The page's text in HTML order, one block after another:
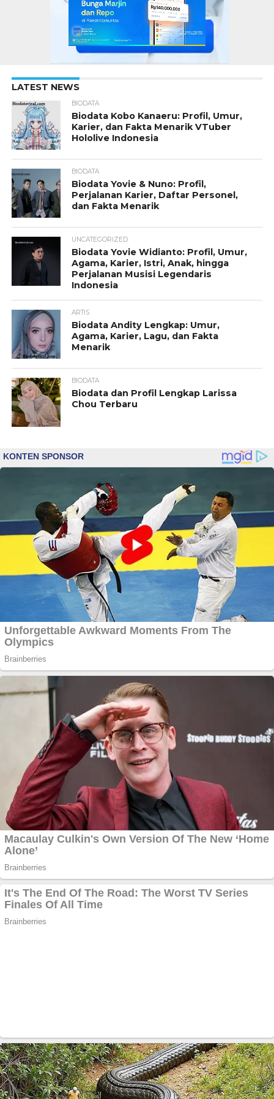
LATEST NEWS
BIODATA
Biodata Kobo Kanaeru: Profil, Umur,
Karier, dan Fakta Menarik VTuber
Hololive Indonesia
BIODATA
Biodata Yovie & Nuno: Profil,
Perjalanan Karier, Daftar Personel,
dan Fakta Menarik
UNCATEGORIZED
Biodata Yovie Widianto: Profil, Umur,
Agama, Karier, Istri, Anak, hingga
Perjalanan Musisi Legendaris
Indonesia
ARTIS
Biodata Andity Lengkap: Umur,
Agama, Karier, Lagu, dan Fakta
Menarik
BIODATA
Biodata dan Profil Lengkap Larissa
Chou Terbaru